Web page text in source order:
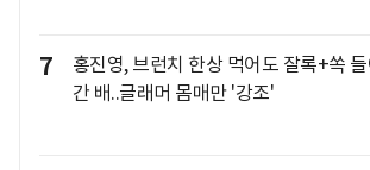
7
홍진영, 브런치 한상 먹어도 잘록+쏙
간 배..글래머 몸매만 '강조'